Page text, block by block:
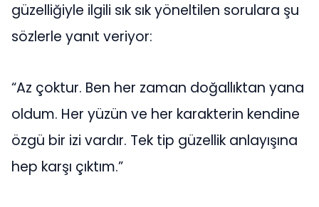
güzelliğiyle ilgili sık sık yöneltilen sorulara şu
sözlerle yanıt veriyor:
“Az çoktur. Ben her zaman doğallıktan yana
oldum. Her yüzün ve her karakterin kendine
özgü bir izi vardır. Tek tip güzellik anlayışına
hep karşı çıktım.”